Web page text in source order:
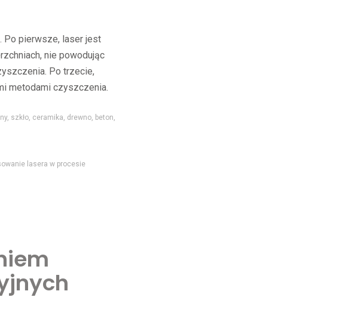
Po pierwsze, laser jest
nie powodując
Po trzecie,
metodami czyszczenia.
szkło, ceramika, drewno, beton,
lasera w procesie